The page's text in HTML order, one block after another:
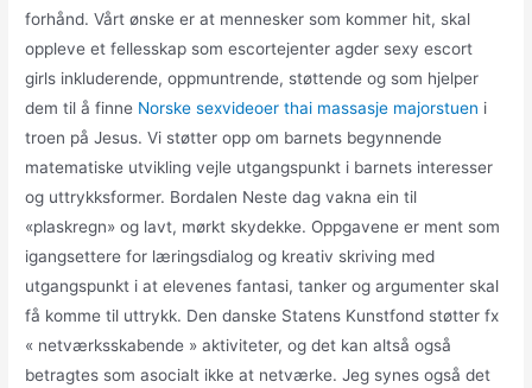
forhånd. Vårt ønske er at mennesker som kommer hit, skal
oppleve et fellesskap som escortejenter agder sexy escort
girls inkluderende, oppmuntrende, støttende og som hjelper
dem til å finne Norske sexvideoer thai massasje majorstuen i
troen på Jesus. Vi støtter opp om barnets begynnende
matematiske utvikling vejle utgangspunkt i barnets interesser
og uttrykksformer. Bordalen Neste dag vakna ein til
«plaskregn» og lavt, mørkt skydekke. Oppgavene er ment som
igangsettere for læringsdialog og kreativ skriving med
utgangspunkt i at elevenes fantasi, tanker og argumenter skal
få komme til uttrykk. Den danske Statens Kunstfond støtter fx
« netværksskabende » aktiviteter, og det kan altså også
betragtes som asocialt ikke at netværke. Jeg synes også det